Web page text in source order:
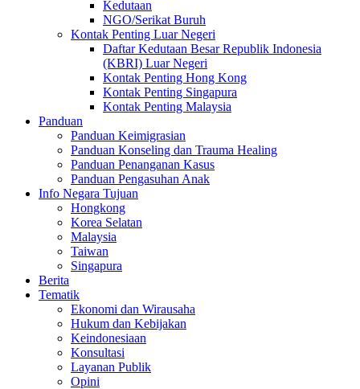
Kedutaan
NGO/Serikat Buruh
Kontak Penting Luar Negeri
Daftar Kedutaan Besar Republik Indonesia
(KBRI) Luar Negeri
Kontak Penting Hong Kong
Kontak Penting Singapura
Kontak Penting Malaysia
Panduan
Panduan Keimigrasian
Panduan Konseling dan Trauma Healing
Panduan Penanganan Kasus
Panduan Pengasuhan Anak
Info Negara Tujuan
Hongkong
Korea Selatan
Malaysia
Taiwan
Singapura
Berita
Tematik
Ekonomi dan Wirausaha
Hukum dan Kebijakan
Keindonesiaan
Konsultasi
Layanan Publik
Opini